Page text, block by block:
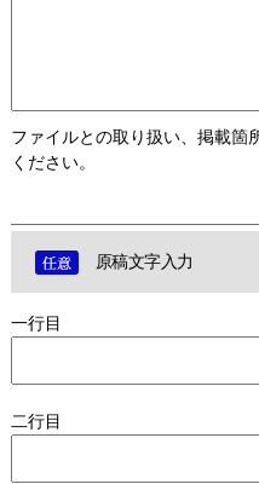
ファイルとの取り扱い、掲載箇
ください。
原稿文字入力
一行目
二行目